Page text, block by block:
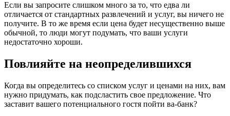
Если вы запросите слишком много за то, что едва ли
отличается от стандартных развлечений и услуг, вы ничего не
получите. В то же время если цена будет несущественно выше
обычной, то люди могут подумать, что ваши услуги
недостаточно хороши.
Повлияйте на неопределившихся
Когда вы определитесь со списком услуг и ценами на них, вам
нужно придумать, как подсластить свое предложение. Что
заставит вашего потенциального гостя пойти ва-банк?